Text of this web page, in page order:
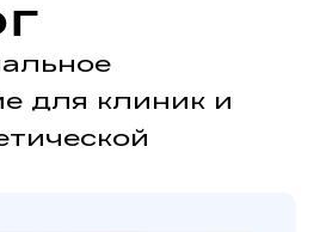
для клиник и